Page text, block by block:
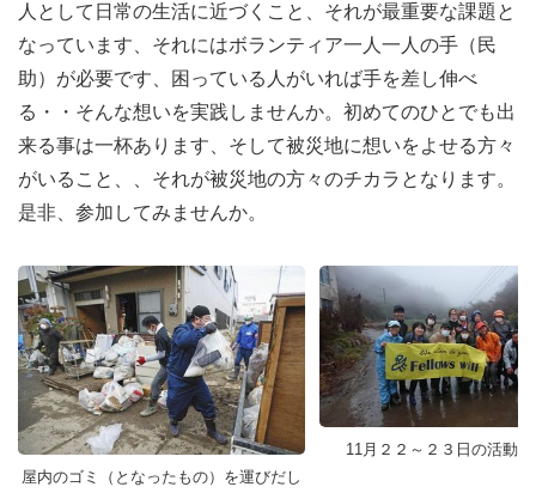
人として日常の生活に近づくこと、それが最重要な課題と
なっています、それにはボランティア一人一人の手（民
助）が必要です、困っている人がいれば手を差し伸べ
る・・そんな想いを実践しませんか。初めてのひとでも出
来る事は一杯あります、そして被災地に想いをよせる方々
がいること、、それが被災地の方々のチカラとなります。
是非、参加してみませんか。
屋内のゴミ（となったもの）を運びだし
11月２２～２３日の活動